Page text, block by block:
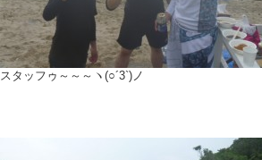
スタッフゥ～～～ヽ(○´3`)ノ